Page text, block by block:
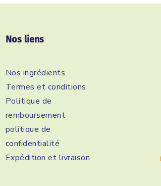
Nos liens
Nos ingrédients
Termes et conditions
Politique de
remboursement
politique de
confidentialité
Expédition et livraison